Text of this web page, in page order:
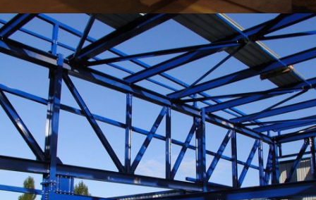
TRAPPE BIOLOGIQUE MOTORISÉE POUR ATELIER D’ENTRETIEN – HAUTEUR 80M
– SARCOPHAGE TCHERNOBYL NOVARKA